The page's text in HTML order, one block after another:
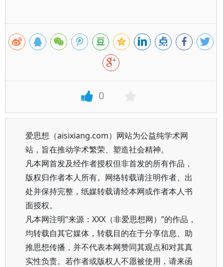
0
爱思想（aisixiang.com）网站为公益纯学术网
站，旨在推动学术繁荣、塑造社会精神。
凡本网首发及经作者授权但非首发的所有作品，
版权归作者本人所有。网络转载请注明作者、出
处并保持完整，纸媒转载请经本网或作者本人书
面授权。
凡本网注明“来源：XXX（非爱思想网）”的作品，
均转载自其它媒体，转载目的在于分享信息、助
推思想传播，并不代表本网赞同其观点和对其真
实性负责。若作者或版权人不愿被使用，请来函